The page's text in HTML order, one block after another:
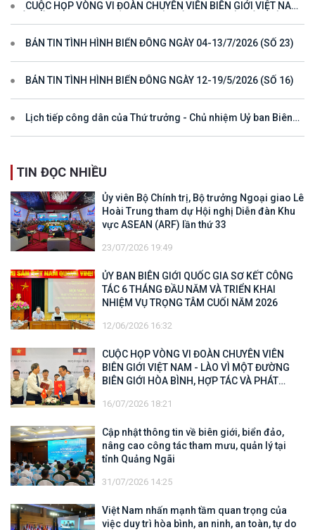
CUỘC HỌP VÒNG VI ĐOÀN CHUYÊN VIÊN BIÊN GIỚI VIỆT NAM
TRIỂN
BẢN TIN TÌNH HÌNH BIỂN ĐÔNG NGÀY 04-13/7/2026 (SỐ 23)
BẢN TIN TÌNH HÌNH BIỂN ĐÔNG NGÀY 12-19/5/2026 (SỐ 16)
Lịch tiếp công dân của Thứ trưởng - Chủ nhiệm Uỷ ban Biên
TIN ĐỌC NHIỀU
Ủy viên Bộ Chính trị, Bộ trưởng Ngoại giao Lê
Hoài Trung tham dự Hội nghị Diễn đàn Khu
vực ASEAN (ARF) lần thứ 33
23/07/2026 19:49
ỦY BAN BIÊN GIỚI QUỐC GIA SƠ KẾT CÔNG
TÁC 6 THÁNG ĐẦU NĂM VÀ TRIỂN KHAI
NHIỆM VỤ TRỌNG TÂM CUỐI NĂM 2026
12/06/2026 16:32
CUỘC HỌP VÒNG VI ĐOÀN CHUYÊN VIÊN
BIÊN GIỚI VIỆT NAM - LÀO VÌ MỘT ĐƯỜNG
BIÊN GIỚI HÒA BÌNH, HỢP TÁC VÀ PHÁT
16/07/2026 18:21
Cập nhật thông tin về biên giới, biển đảo,
nâng cao công tác tham mưu, quản lý tại
tỉnh Quảng Ngãi
31/07/2026 14:25
Việt Nam nhấn mạnh tầm quan trọng của
việc duy trì hòa bình, an ninh, an toàn, tự do